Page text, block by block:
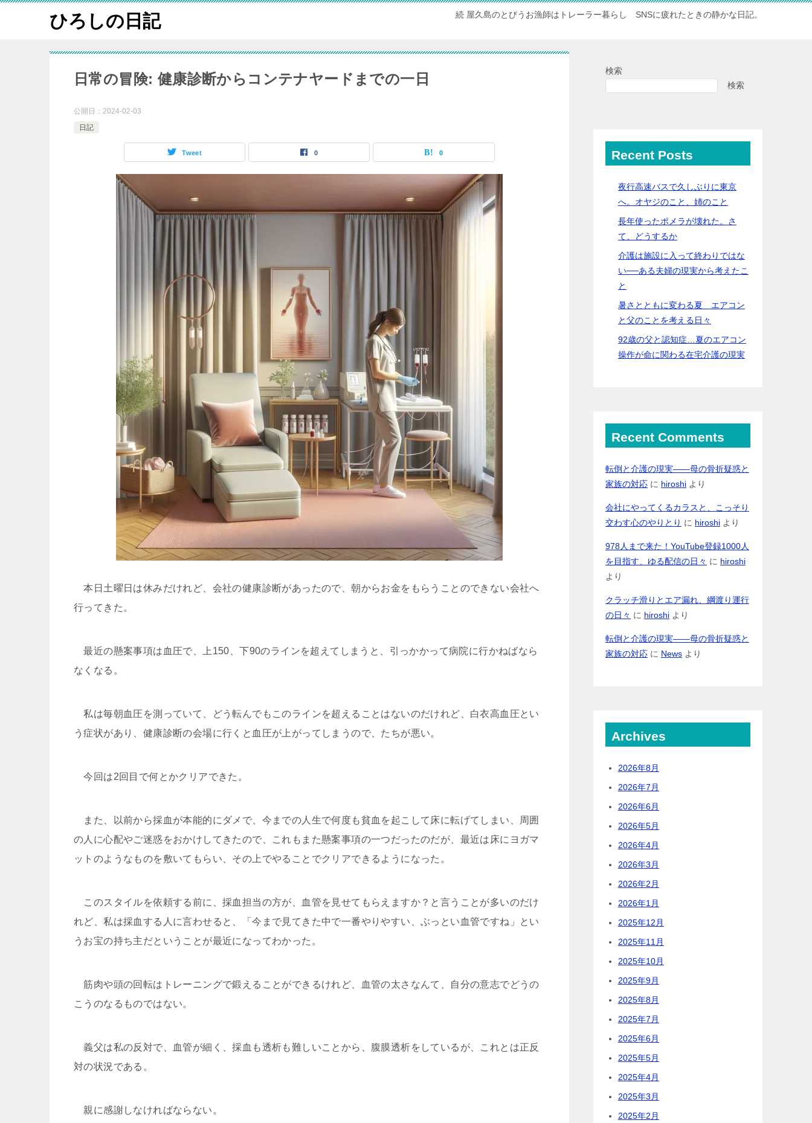
ひろしの日記 続 屋久島のとびうお漁師はトレーラー暮らし SNSに疲れたときの静かな日記。
日常の冒険: 健康診断からコンテナヤードまでの一日
公開日： 2024-02-03
日記
Tweet 0 0
本日土曜日は休みだけれど、会社の健康診断があったので、朝からお金をもらうことのできない会社へ
行ってきた。
最近の懸案事項は血圧で、上150、下90のラインを超えてしまうと、引っかかって病院に行かねばなら
なくなる。
私は毎朝血圧を測っていて、どう転んでもこのラインを超えることはないのだけれど、白衣高血圧とい
う症状があり、健康診断の会場に行くと血圧が上がってしまうので、たちが悪い。
今回は2回目で何とかクリアできた。
また、以前から採血が本能的にダメで、今までの人生で何度も貧血を起こして床に転げてしまい、周囲
の人に心配やご迷惑をおかけしてきたので、これもまた懸案事項の一つだったのだが、最近は床にヨガマ
ットのようなものを敷いてもらい、その上でやることでクリアできるようになった。
このスタイルを依頼する前に、採血担当の方が、血管を見せてもらえますか？と言うことが多いのだけ
れど、私は採血する人に言わせると、「今まで見てきた中で一番やりやすい、ぶっとい血管ですね」とい
うお宝の持ち主だということが最近になってわかった。
筋肉や頭の回転はトレーニングで鍛えることができるけれど、血管の太さなんて、自分の意志でどうの
こうのなるものではない。
義父は私の反対で、血管が細く、採血も透析も難しいことから、腹膜透析をしているが、これとは正反
対の状況である。
親に感謝しなければならない。
検索
検索
Recent Posts
夜行高速バスで久しぶりに東京
へ。オヤジのこと、姉のこと
長年使ったポメラが壊れた。さ
て、どうするか
介護は施設に入って終わりではな
い──ある夫婦の現実から考えたこ
と
暑さとともに変わる夏 エアコン
と父のことを考える日々
92歳の父と認知症…夏のエアコン
操作が命に関わる在宅介護の現実
Recent Comments
転倒と介護の現実――母の骨折疑惑と
家族の対応 に hiroshi より
会社にやってくるカラスと、こっそり
交わす心のやりとり に hiroshi より
978人まで来た！YouTube登録1000人
を目指す、ゆる配信の日々 に hiroshi
より
クラッチ滑りとエア漏れ、綱渡り運行
の日々 に hiroshi より
転倒と介護の現実――母の骨折疑惑と
家族の対応 に News より
Archives
2026年8月
2026年7月
2026年6月
2026年5月
2026年4月
2026年3月
2026年2月
2026年1月
2025年12月
2025年11月
2025年10月
2025年9月
2025年8月
2025年7月
2025年6月
2025年5月
2025年4月
2025年3月
2025年2月